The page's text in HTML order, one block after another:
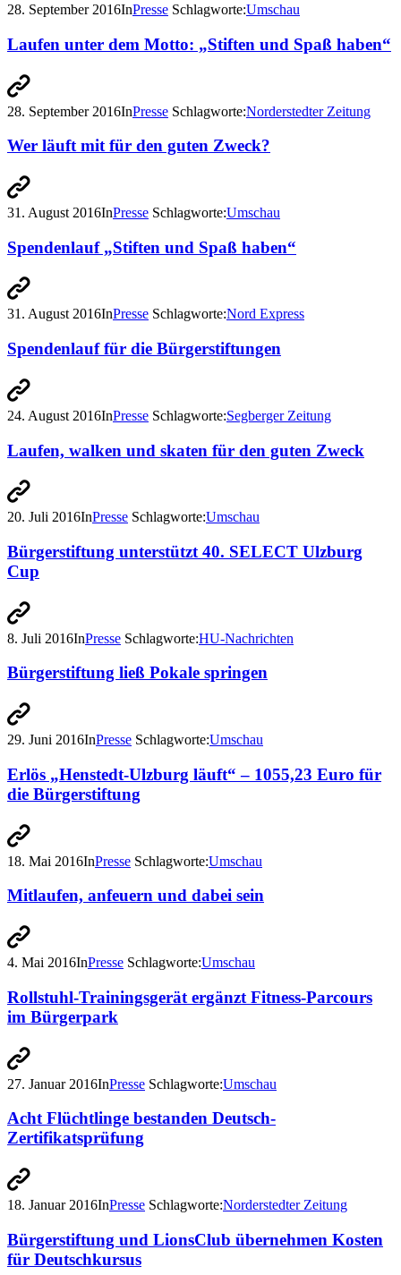
28. September 2016InPresse Schlagworte:Umschau
Laufen unter dem Motto: „Stiften und Spaß haben“
28. September 2016InPresse Schlagworte:Norderstedter Zeitung
Wer läuft mit für den guten Zweck?
31. August 2016InPresse Schlagworte:Umschau
Spendenlauf „Stiften und Spaß haben“
31. August 2016InPresse Schlagworte:Nord Express
Spendenlauf für die Bürgerstiftungen
24. August 2016InPresse Schlagworte:Segberger Zeitung
Laufen, walken und skaten für den guten Zweck
20. Juli 2016InPresse Schlagworte:Umschau
Bürgerstiftung unterstützt 40. SELECT Ulzburg
Cup
8. Juli 2016InPresse Schlagworte:HU-Nachrichten
Bürgerstiftung ließ Pokale springen
29. Juni 2016InPresse Schlagworte:Umschau
Erlös „Henstedt-Ulzburg läuft“ – 1055,23 Euro für
die Bürgerstiftung
18. Mai 2016InPresse Schlagworte:Umschau
Mitlaufen, anfeuern und dabei sein
4. Mai 2016InPresse Schlagworte:Umschau
Rollstuhl-Trainingsgerät ergänzt Fitness-Parcours
im Bürgerpark
27. Januar 2016InPresse Schlagworte:Umschau
Acht Flüchtlinge bestanden Deutsch-
Zertifikatsprüfung
18. Januar 2016InPresse Schlagworte:Norderstedter Zeitung
Bürgerstiftung und LionsClub übernehmen Kosten
für Deutschkursus